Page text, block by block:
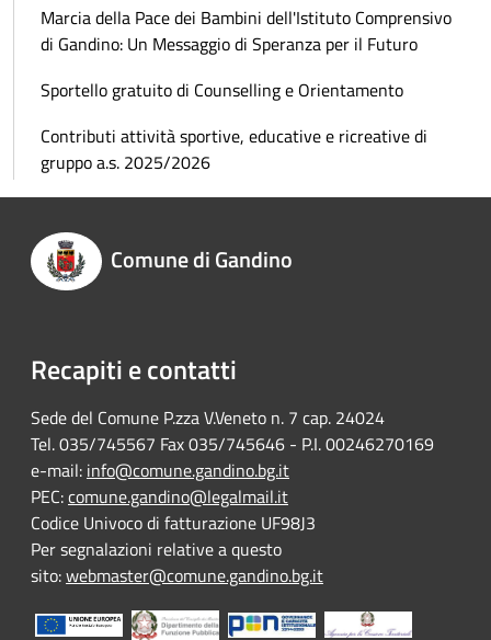
Marcia della Pace dei Bambini dell'Istituto Comprensivo
di Gandino: Un Messaggio di Speranza per il Futuro
Sportello gratuito di Counselling e Orientamento
Contributi attività sportive, educative e ricreative di
gruppo a.s. 2025/2026
Comune di Gandino
Recapiti e contatti
Sede del Comune P.zza V.Veneto n. 7 cap. 24024
Tel. 035/745567 Fax 035/745646 - P.I. 00246270169
e-mail: info@comune.gandino.bg.it
PEC:comune.gandino@legalmail.it
Codice Univoco di fatturazione UF98J3
Per segnalazioni relative a questo
sito:webmaster@comune.gandino.bg.it